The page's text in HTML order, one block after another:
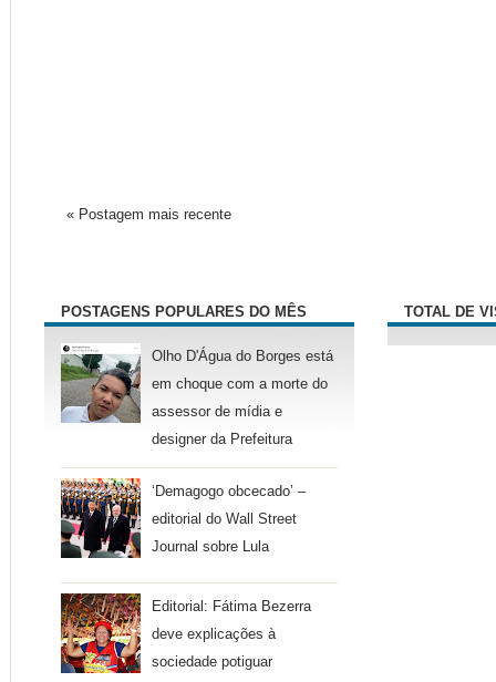
« Postagem mais recente
POSTAGENS POPULARES DO MÊS
Olho D'Água do Borges está
em choque com a morte do
assessor de mídia e
designer da Prefeitura
‘Demagogo obcecado’ –
editorial do Wall Street
Journal sobre Lula
Editorial: Fátima Bezerra
deve explicações à
sociedade potiguar
TOTAL DE